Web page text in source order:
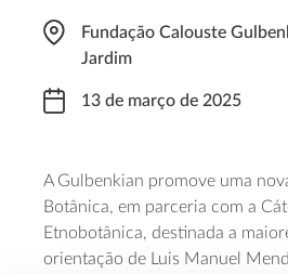
Fundação Calouste
Jardim
13 de março de 2025
A Gulbenkian promove uma
Botânica, em parceria com a
Etnobotânica, destinada a
orientação de Luis Manuel